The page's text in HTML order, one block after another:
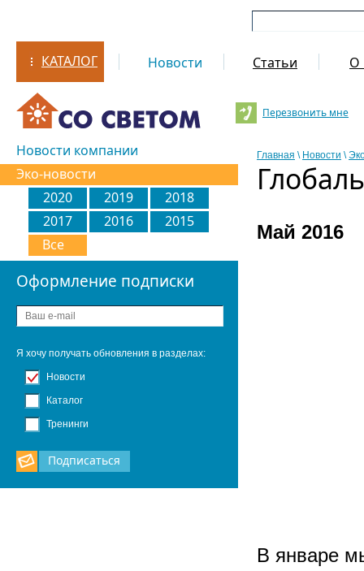
КАТАЛОГ Новости Статьи О
Перезвонить мне
Новости компании
Эко-новости
2020
2019
2018
2017
2016
2015
Все
Оформление подписки
Я хочу получать обновления в разделах:
Новости
Каталог
Тренинги
Подписаться
Главная \ Новости \
Май 2016
В январе